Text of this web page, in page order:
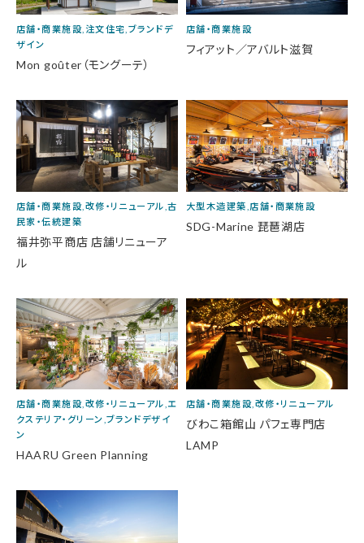
店舗・商業施設,注文住宅,ブランドデ
ザイン
Mon goûter（モングーテ）
店舗・商業施設
フィアット／アバルト滋賀
店舗・商業施設,改修・リニューアル,古
民家・伝統建築
福井弥平商店 店舗リニューア
ル
大型木造建築,店舗・商業施設
SDG-Marine 琵琶湖店
店舗・商業施設,改修・リニューアル,エ
クステリア・グリーン,ブランドデザイ
ン
HAARU Green Planning
店舗・商業施設,改修・リニューアル
びわこ箱館山 パフェ専門店
LAMP